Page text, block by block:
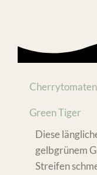
Cherrytomaten
Green Tiger
Diese
gelbgrünem
Streifen